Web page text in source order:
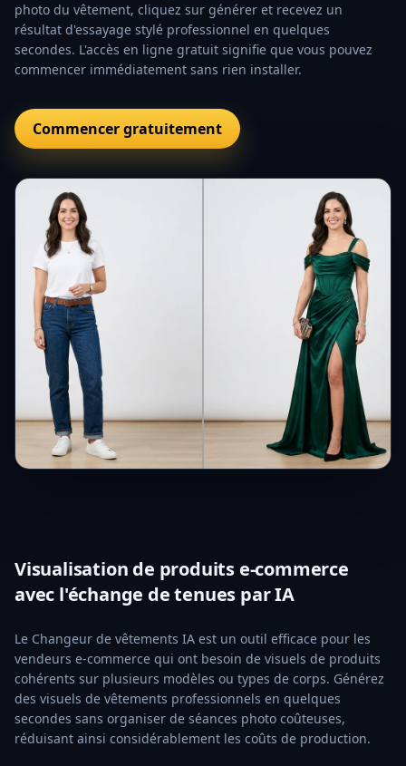
photo du vêtement, cliquez sur générer et recevez un
résultat d'essayage stylé professionnel en quelques
secondes. L'accès en ligne gratuit signifie que vous pouvez
commencer immédiatement sans rien installer.
Commencer gratuitement
Visualisation de produits e-commerce
avec l'échange de tenues par IA
Le Changeur de vêtements IA est un outil efficace pour les
vendeurs e-commerce qui ont besoin de visuels de produits
cohérents sur plusieurs modèles ou types de corps. Générez
des visuels de vêtements professionnels en quelques
secondes sans organiser de séances photo coûteuses,
réduisant ainsi considérablement les coûts de production.